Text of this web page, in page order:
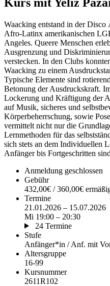
Waacking entstand in der Disco
Afro-Latinx amerikanischen
Angeles. Queere Menschen
Ausgrenzung und
verstecken. In den Clubs
Waacking zu einem
Typische Elemente sind
Betonung der Ausdruckskraft.
Lockerung und Kräftigung der
auf Musik, sicheres und
Körperbeherrschung, sowie
vermittelt nicht nur die
Lernmethoden für das
sich stets an dem Individuellen
Anfänger bis Fortgeschritten
Anmeldung geschlossen
Gebühr
432,00€ / 360,00€
Termine
21.01.2026 – 15.07.2026
Mi 19:00 – 20:30
24 Termine
Stufe
Anfänger*in / Anf. mit
Altersgruppe
16-99
Kursnummer
2611R102